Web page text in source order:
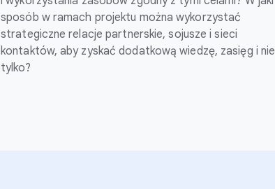
sposób w ramach projektu można wykorzystać
strategiczne relacje partnerskie, sojusze i sieci
kontaktów, aby zyskać dodatkową wiedzę, zasięg i nie
tylko?